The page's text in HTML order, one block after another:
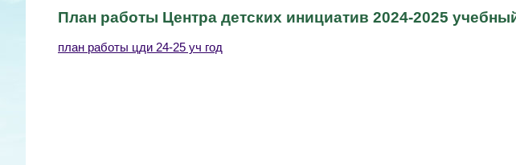
План работы Центра детских инициатив 2024-2025
план работы цди 24-25 уч год